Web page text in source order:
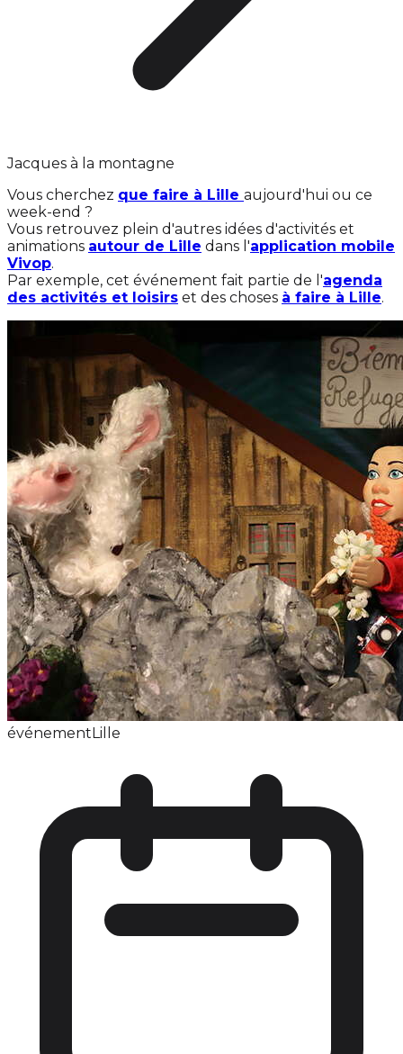
Jacques à la montagne
Vous cherchez que faire à Lille aujourd'hui ou ce
week-end ?
Vous retrouvez plein d'autres idées d'activités et
animations autour de Lille dans l'application mobile
Vivop.
Par exemple, cet événement fait partie de l'agenda
des activités et loisirs et des choses à faire à Lille.
événementLille